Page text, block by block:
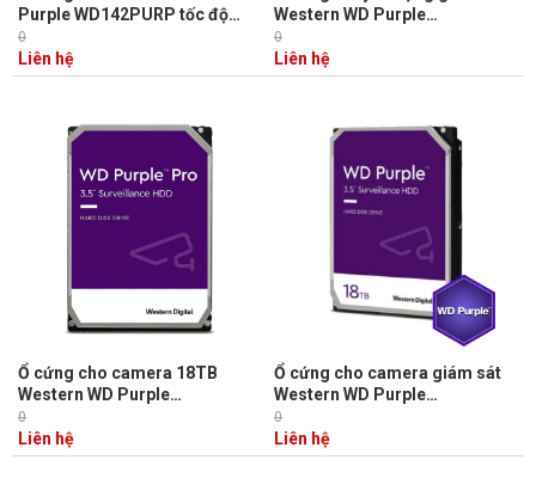
Purple WD142PURP tốc độ
quay 7200RPM, SATA 3, cache
512MB
0
Liên hệ
Western WD Purple
WD140PURZ 14TB 7200 RPM,
SATA 3, 6Gb/s, 256 MB cache
0
Liên hệ
Ổ cứng cho camera 18TB
Western WD Purple
WD181PURP 512MB Cache,
7200RPM
0
Liên hệ
Ổ cứng cho camera giám sát
Western WD Purple
WD180PURZ 18TB, 512 MB
cache, 7200 RPM
0
Liên hệ